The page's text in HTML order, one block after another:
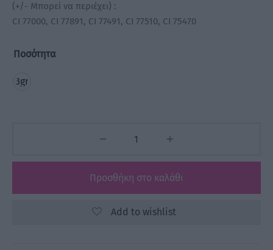
(+/- Μπορεί να περιέχει) :
CI 77000, CI 77891, CI 77491, CI 77510, CI 75470
Ποσότητα
3gr
Προσθήκη στο καλάθι
Add to wishlist